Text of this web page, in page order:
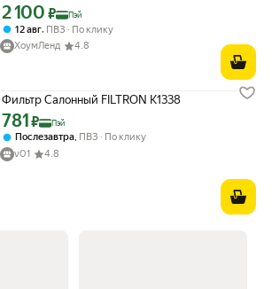
Цена с картой Яндекс Пэй 2100 ₽ вместо
2 100 ₽ Пэй
12 авг, ПВЗ
По клику
ХоумЛенд
4.8
Фильтр Салонный FILTRON K1338
Цена с картой Яндекс Пэй 781 ₽ вместо
781₽ Пэй
Послезавтра, ПВЗ
По клику
v01
4.8